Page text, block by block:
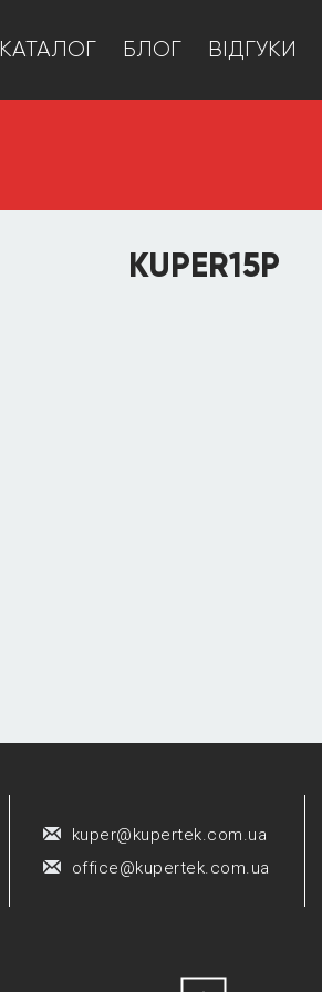
КАТАЛОГ БЛОГ ВІДГУКИ
KUPER15P
kuper@kupertek.com.ua
office@kupertek.com.ua